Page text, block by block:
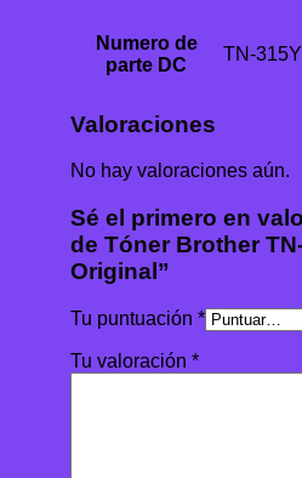
Numero de
parte DC
TN-315Y
Valoraciones
No hay valoraciones aún.
Sé el primero en
de Tóner Brother
Original”
Tu puntuación *
Tu valoración *